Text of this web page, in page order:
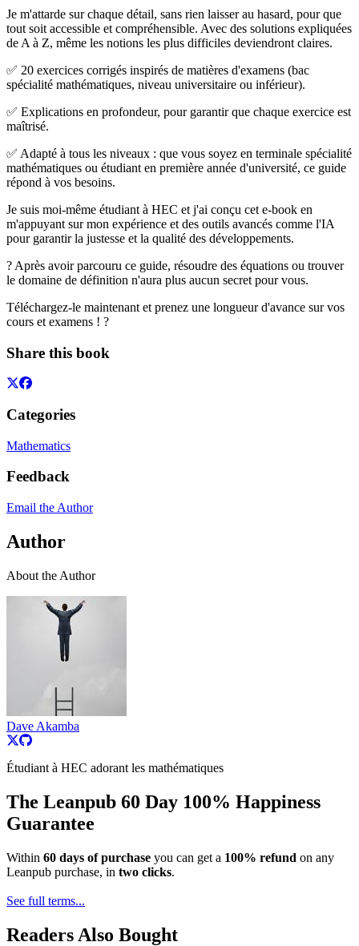
Je m'attarde sur chaque détail, sans rien laisser au hasard, pour que
tout soit accessible et compréhensible. Avec des solutions expliquées
de A à Z, même les notions les plus difficiles deviendront claires.
✅ 20 exercices corrigés inspirés de matières d'examens (bac
spécialité mathématiques, niveau universitaire ou inférieur).
✅ Explications en profondeur, pour garantir que chaque exercice est
maîtrisé.
✅ Adapté à tous les niveaux : que vous soyez en terminale spécialité
mathématiques ou étudiant en première année d'université, ce guide
répond à vos besoins.
Je suis moi-même étudiant à HEC et j'ai conçu cet e-book en
m'appuyant sur mon expérience et des outils avancés comme l'IA
pour garantir la justesse et la qualité des développements.
? Après avoir parcouru ce guide, résoudre des équations ou trouver
le domaine de définition n'aura plus aucun secret pour vous.
Téléchargez-le maintenant et prenez une longueur d'avance sur vos
cours et examens ! ?
Share this book
Categories
Mathematics
Feedback
Email the Author
Author
About the Author
Dave Akamba
Étudiant à HEC adorant les mathématiques
The Leanpub 60 Day 100% Happiness
Guarantee
Within 60 days of purchase you can get a 100% refund on any
Leanpub purchase, in two clicks.
See full terms...
Readers Also Bought